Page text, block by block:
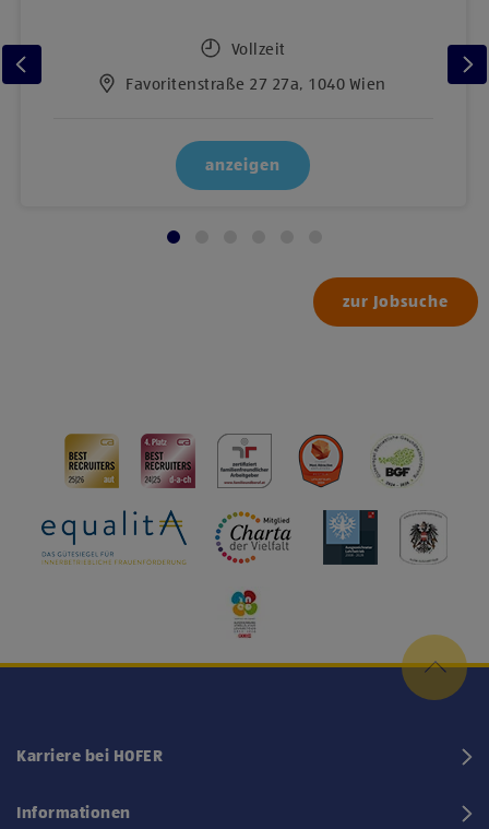
Vollzeit
Favoritenstraße 27 27a, 1040 Wien
anzeigen
zur Jobsuche
Karriere bei HOFER
Informationen